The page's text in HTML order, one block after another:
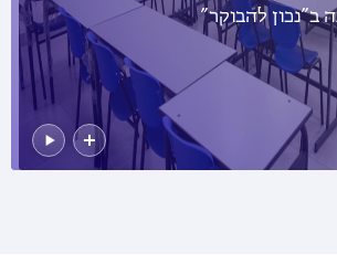
ב"נכון להבוקר"